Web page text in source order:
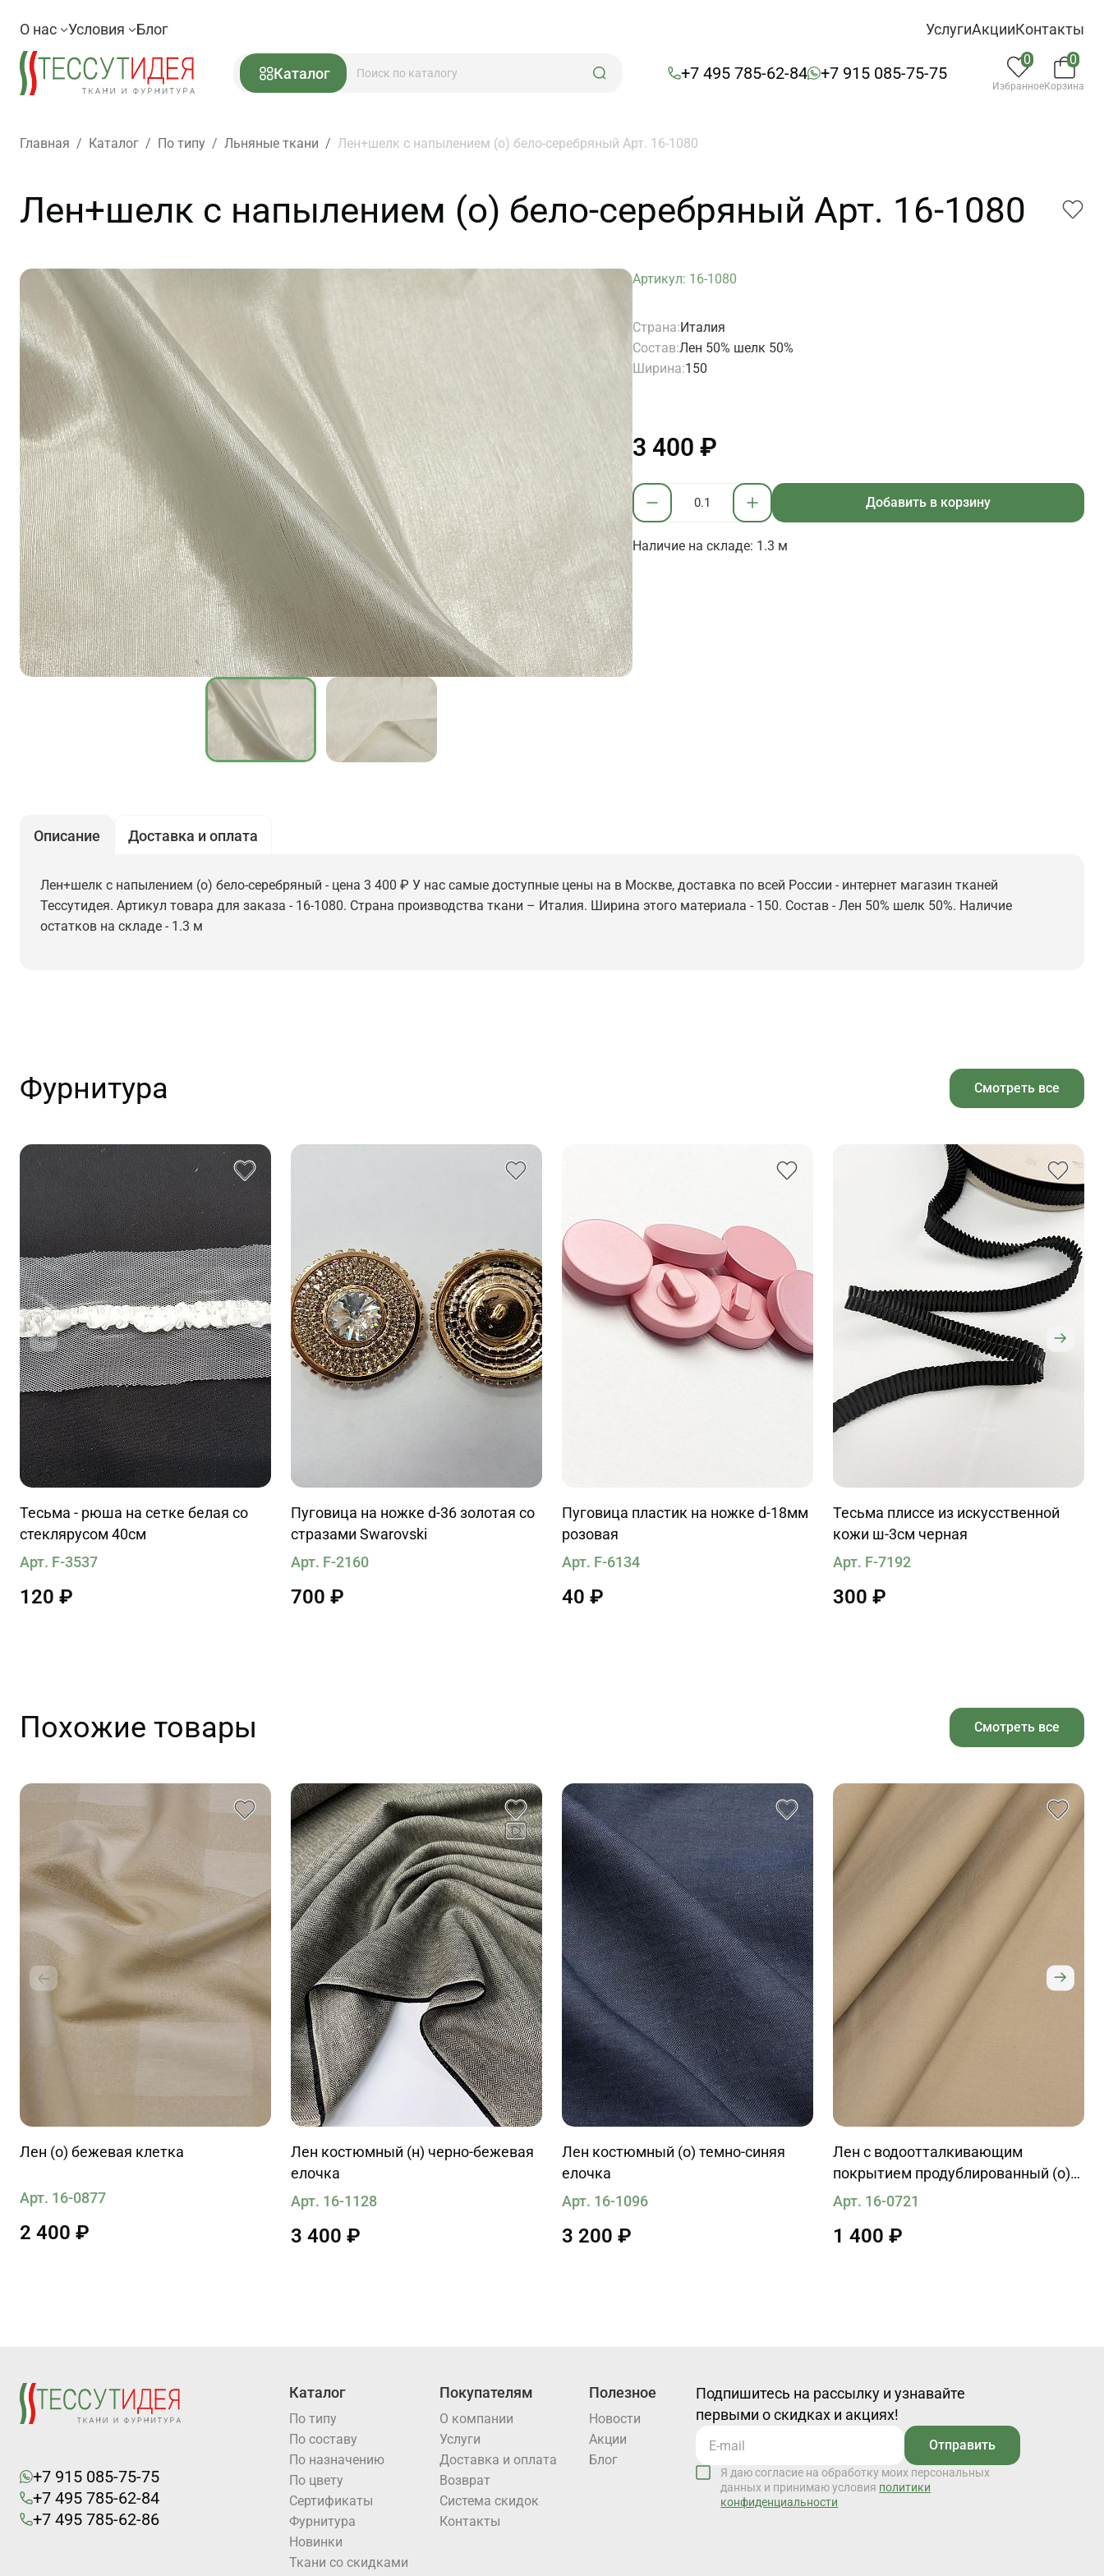
О нас Условия Блог УслугиАкцииКонтакты
Каталог +7 495 785-62-84 +7 915 085-75-75
0
Избранное
0
Корзина
Главная / Каталог / По типу / Льняные ткани / Лен+шелк с напылением (о) бело-серебряный Арт. 16-1080
Лен+шелк с напылением (о) бело-серебряный Арт. 16-1080
Артикул: 16-1080
Страна:Италия
Состав:Лен 50% шелк 50%
Ширина:150
3 400 ₽
Добавить в корзину
Наличие на складе: 1.3 м
Описание Доставка и оплата
Лен+шелк с напылением (о) бело-серебряный - цена 3 400 ₽ У нас самые доступные цены на в Москве, доставка по всей России - интернет магазин тканей
Тессутидея. Артикул товара для заказа - 16-1080. Страна производства ткани – Италия. Ширина этого материала - 150. Состав - Лен 50% шелк 50%. Наличие
остатков на складе - 1.3 м
Фурнитура Смотреть все
Тесьма - рюша на сетке белая со
стеклярусом 40см
Арт. F-3537
120 ₽
Пуговица на ножке d-36 золотая со
стразами Swarovski
Арт. F-2160
700 ₽
Пуговица пластик на ножке d-18мм
розовая
Арт. F-6134
40 ₽
Тесьма плиссе из искусственной
кожи ш-3см черная
Арт. F-7192
300 ₽
Похожие товары Смотреть все
Лен (о) бежевая клетка
Арт. 16-0877
2 400 ₽
Лен костюмный (н) черно-бежевая
елочка
Арт. 16-1128
3 400 ₽
Лен костюмный (о) темно-синяя
елочка
Арт. 16-1096
3 200 ₽
Лен с водоотталкивающим
покрытием продублированный (о)
айвори
Арт. 16-0721
1 400 ₽
+7 915 085-75-75
+7 495 785-62-84
+7 495 785-62-86
Каталог
По типу
По составу
По назначению
По цвету
Cертификаты
Фурнитура
Новинки
Ткани со скидками
Покупателям
О компании
Услуги
Доставка и оплата
Возврат
Система скидок
Контакты
Полезное
Новости
Акции
Блог
Подпишитесь на рассылку и узнавайте
первыми о скидках и акциях!
Отправить
Я даю согласие на обработку моих персональных
данных и принимаю условия политики
конфиденциальности